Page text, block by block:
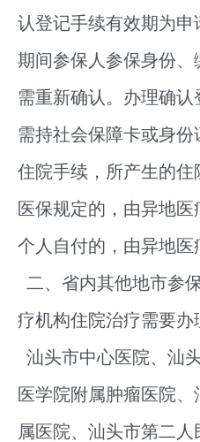
认登记手续有效期为申
期间参保人参保身份、
需重新确认。办理确认
需持社会保障卡或身
住院手续，所产生的
医保规定的，由异地
个人自付的，由异地医
二、省内其他地市参
疗机构住院治疗需要办
汕头市中心医院、汕
医学院附属肿瘤医院
属医院、汕头市第二